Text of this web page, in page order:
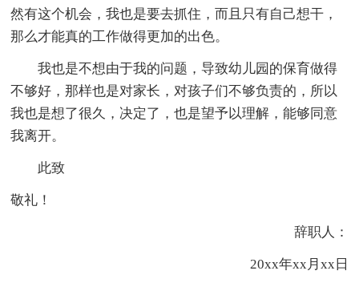
然有这个机会，我也是要去抓住，而且只有自己想干，
那么才能真的工作做得更加的出色。
我也是不想由于我的问题，导致幼儿园的保育做得
不够好，那样也是对家长，对孩子们不够负责的，所以
我也是想了很久，决定了，也是望予以理解，能够同意
我离开。
此致
敬礼！
辞职人：
20xx年xx月xx日